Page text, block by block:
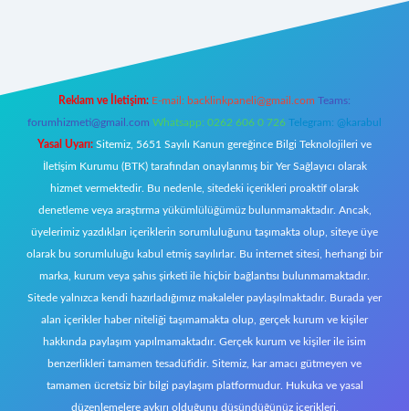
Reklam ve İletişim: E-mail: backlinkpaneli@gmail.com Teams:
forumhizmeti@gmail.com Whatsapp: 0262 606 0 726 Telegram: @karabul
Yasal Uyarı: Sitemiz, 5651 Sayılı Kanun gereğince Bilgi Teknolojileri ve
İletişim Kurumu (BTK) tarafından onaylanmış bir Yer Sağlayıcı olarak
hizmet vermektedir. Bu nedenle, sitedeki içerikleri proaktif olarak
denetleme veya araştırma yükümlülüğümüz bulunmamaktadır. Ancak,
üyelerimiz yazdıkları içeriklerin sorumluluğunu taşımakta olup, siteye üye
olarak bu sorumluluğu kabul etmiş sayılırlar. Bu internet sitesi, herhangi bir
marka, kurum veya şahıs şirketi ile hiçbir bağlantısı bulunmamaktadır.
Sitede yalnızca kendi hazırladığımız makaleler paylaşılmaktadır. Burada yer
alan içerikler haber niteliği taşımamakta olup, gerçek kurum ve kişiler
hakkında paylaşım yapılmamaktadır. Gerçek kurum ve kişiler ile isim
benzerlikleri tamamen tesadüfidir. Sitemiz, kar amacı gütmeyen ve
tamamen ücretsiz bir bilgi paylaşım platformudur. Hukuka ve yasal
düzenlemelere aykırı olduğunu düşündüğünüz içerikleri,